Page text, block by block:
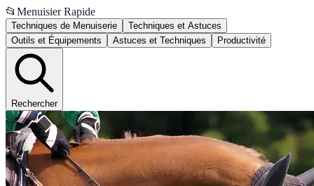
📂 Menuisier Rapide
Techniques de Menuiserie
Techniques et Astuces
Outils et Équipements
Astuces et Techniques Productivité
Rechercher